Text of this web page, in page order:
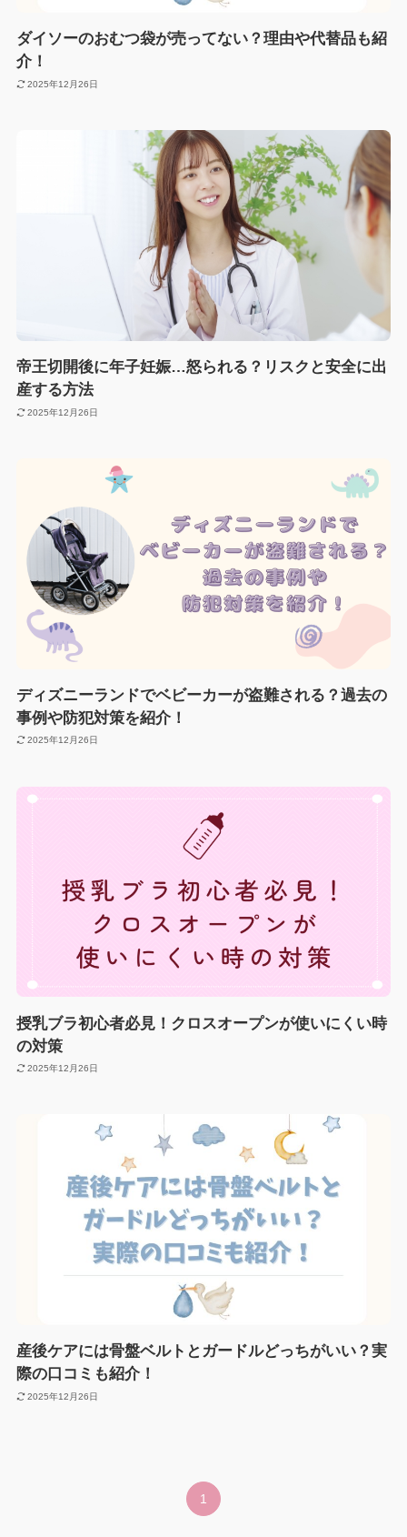
ダイソーのおむつ袋が売ってない？理由や代替品も紹
介！
2025年12月26日
帝王切開後に年子妊娠…怒られる？リスクと安全に出
産する方法
2025年12月26日
ディズニーランドでベビーカーが盗難される？過去の
事例や防犯対策を紹介！
2025年12月26日
授乳ブラ初心者必見！クロスオープンが使いにくい時
の対策
2025年12月26日
産後ケアには骨盤ベルトとガードルどっちがいい？実
際の口コミも紹介！
2025年12月26日
1